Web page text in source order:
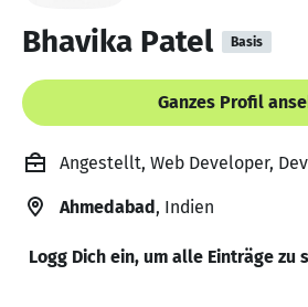
Bhavika Patel Basis
Ganzes Profil
Angestellt, Web Developer,
Ahmedabad, Indien
Logg Dich ein, um alle Einträge zu